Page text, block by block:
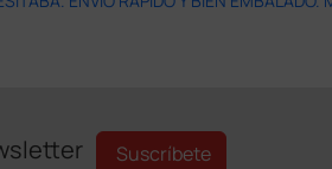
Suscríbete